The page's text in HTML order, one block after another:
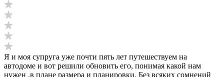
Я и моя супруга уже почти пять лет путешествуем на
автодоме и вот решили обновить его, понимая какой нам
нужен ,в плане размера и планировки. Без всяких сомнений